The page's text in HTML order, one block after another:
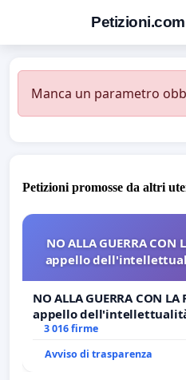
Petizioni.com
Manca un parametro
Petizioni promosse da altri
NO ALLA GUERRA CON
appello
NO ALLA GUERRA CON LA
appello
3 016 firme
Avviso di trasparenza